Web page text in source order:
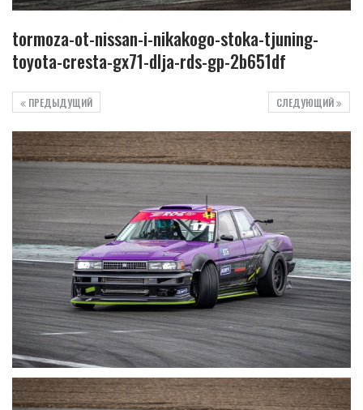
tormoza-ot-nissan-i-nikakogo-stoka-tjuning-
toyota-cresta-gx71-dlja-rds-gp-2b651df
СЛЕДУЮЩИЙ
ПРЕДЫДУЩИЙ